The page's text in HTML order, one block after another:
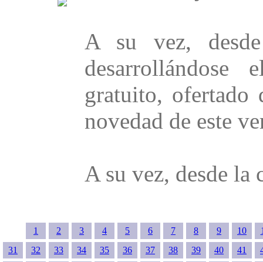
A su vez,
desarrollándose
gratuito, ofertado
novedad de este
A su vez, desde la
1 2 3 4 5 6 7 8 9 10
31
32 33 34 35 36 37 38 39 40 41